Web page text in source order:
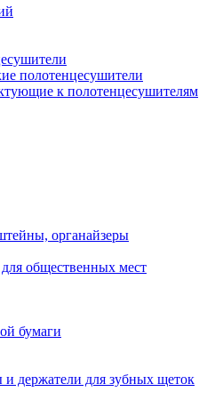
полотенцесушители
к полотенцесушителям
органайзеры
общественных мест
бумаги
и держатели для зубных щеток